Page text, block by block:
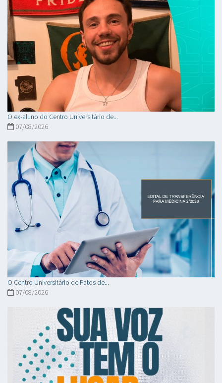
O ex-aluno do Centro Universitário de...
07/08/2026
O Centro Universitário de Patos de...
07/08/2026